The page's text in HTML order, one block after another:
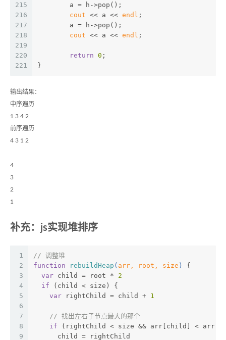
215
216
217
218
219
220
221
	a = h->pop();
cout << a << endl ;
	a = h->pop();
cout << a << endl ;
return 0 ;
}
输出结果：
中序遍历
1 3 4 2
前序遍历
4 3 1 2
4
3
2
1
补充：js实现堆排序
1
2
3
4
5
6
7
8
9
// 调整堆
function
rebuildHeap ( arr, root, size ) {
var child = root * 2
if (child < size) {
var rightChild = child + 1
// 找出左右子节点最大的那个
if (rightChild < size && arr[child] <
      child = rightChild